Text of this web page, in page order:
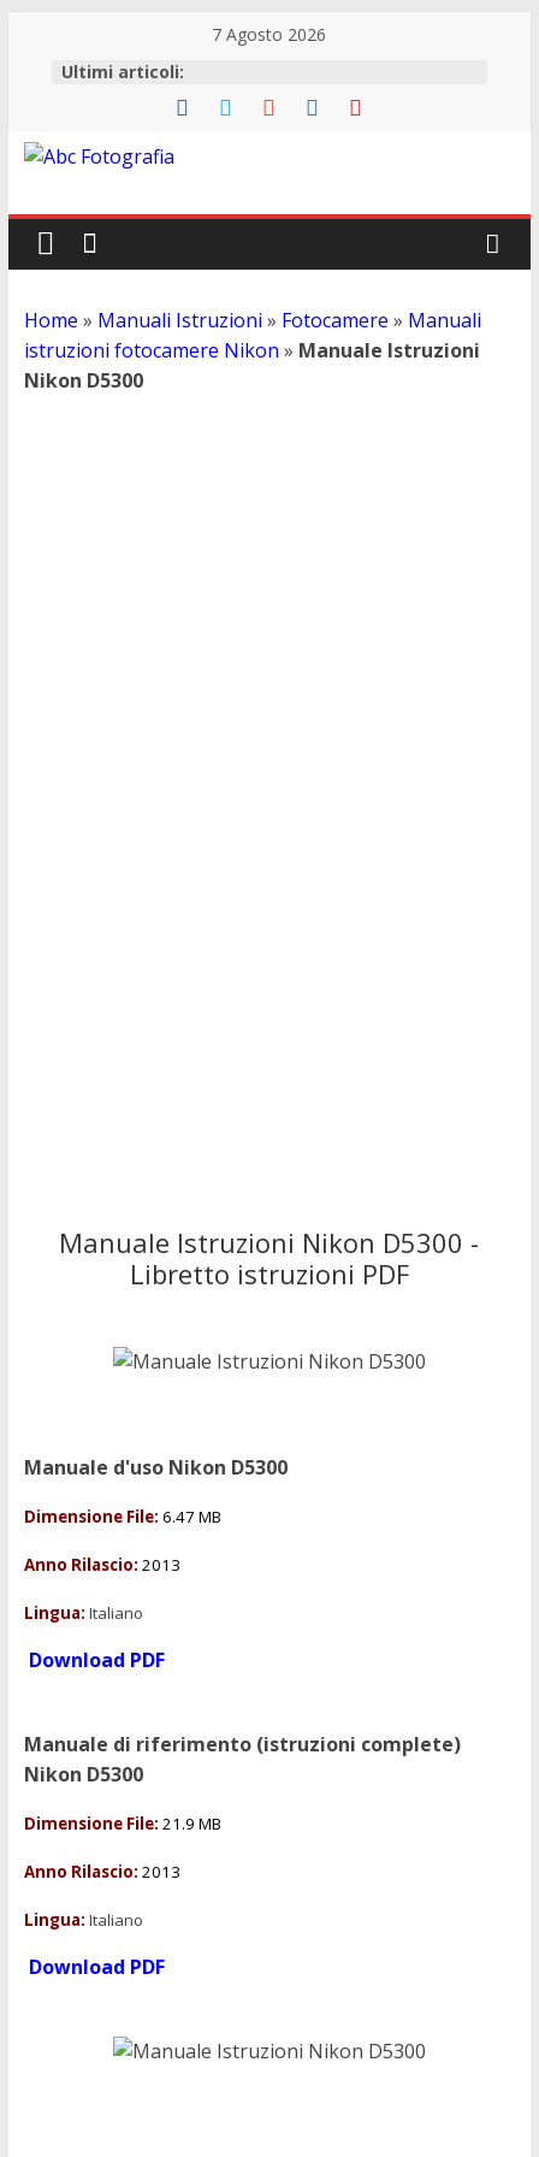
7 Agosto 2026
Ultimi articoli:
Abc
Fotografia
Fotografia,
guide
acquisto
reflex
Home » Manuali Istruzioni » Fotocamere » Manuali
istruzioni fotocamere Nikon » Manuale Istruzioni
Nikon D5300
Manuale Istruzioni Nikon D5300 -
Libretto istruzioni PDF
Manuale d'uso Nikon D5300
Dimensione File: 6.47 MB
Anno Rilascio: 2013
Lingua: Italiano
Download PDF
Manuale di riferimento (istruzioni complete)
Nikon D5300
Dimensione File: 21.9 MB
Anno Rilascio: 2013
Lingua: Italiano
Download PDF